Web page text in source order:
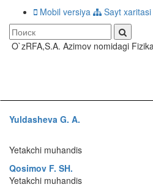
Mobil versiya
Sayt xaritasi
O`zRFA,S.A. Azimov nomidagi
Yuldasheva G. A.
Yetakchi muhandis
Qosimov F. SH.
Yetakchi muhandis